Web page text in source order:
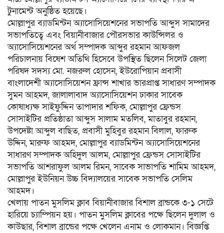
টুনামেন্ট অনুষ্ঠিত হয়েছে।
মোল্লাপুর ব্যাডমিন্টন অ্যাসোসিয়েশনের সভাপতি আব্দুস সামাদের
সভাপতিত্বে এবং বিয়ানীবাজার পৌরসভার কাউন্সিলর ও
অ্যাসোসিয়েশনের অর্থ সম্পাদক আব্দুর রহমান আফজল
পরিচালনায় বিষেশ অতিথি হিসেবে উপস্থিত ছিলেন সিলেট জেলা
পরিষদ সদস্য মো. নজরুল হোসেন, ইউরোপিয়ান প্রবাসী
বাংলাদেশী অ্যাসোসিয়েশন ফ্রান্স শাখার ভারপ্রাপ্ত সাধারণ সম্পাদক
সুমন আহমদ, জালালাবাদ অ্যাসোসিয়েশন ঢাকার সাবেক
কোষাধ্যক্ষ সাইফুদ্দিন তাপাদার শফিক, মোল্লাপুর ফ্রেন্ডস
সোসাইটির প্রতিষ্ঠাতা আব্দুস সালাম মতলিব, মাতাবুর রহমান,
উপদেষ্টা আব্দুল বাছিত, প্রবাসী মুহিবুর রহমান বিলাল, ফারুক
উদ্দিন, মারুফ আহমদ, মোল্লাপুর ব্যাডমিন্টন অ্যাসোসিয়েশনের
সাধারণ সম্পাদক অহিদুল আলম, মোল্লাপুর ফ্রেন্ডস সোসাইটির
সভাপতি আশরাফুল আলম রিমন, সাবেক সাভাপতি শামিম আহমদ,
মোল্লাপুর ইউনিয়ন উচ্চ বিদ্যালয়ের সাবেক সভাপতি সেলিম
আহমদ।
খেলায় পাতন মুসলিম ক্লাব বিয়ানীবাজার বিশাল ব্রান্ডকে ৩-১ সেটে
হারিয়ে চ্যাম্পিয়ন হয়। পাতন মুসলিম ক্লাবের পক্ষে ছিলেন দুলাল ও
কাউছার, বিশাল ব্রান্ডের পক্ষে খেলেন এনাম ও লোকমান। বিজ্ঞপ্তি